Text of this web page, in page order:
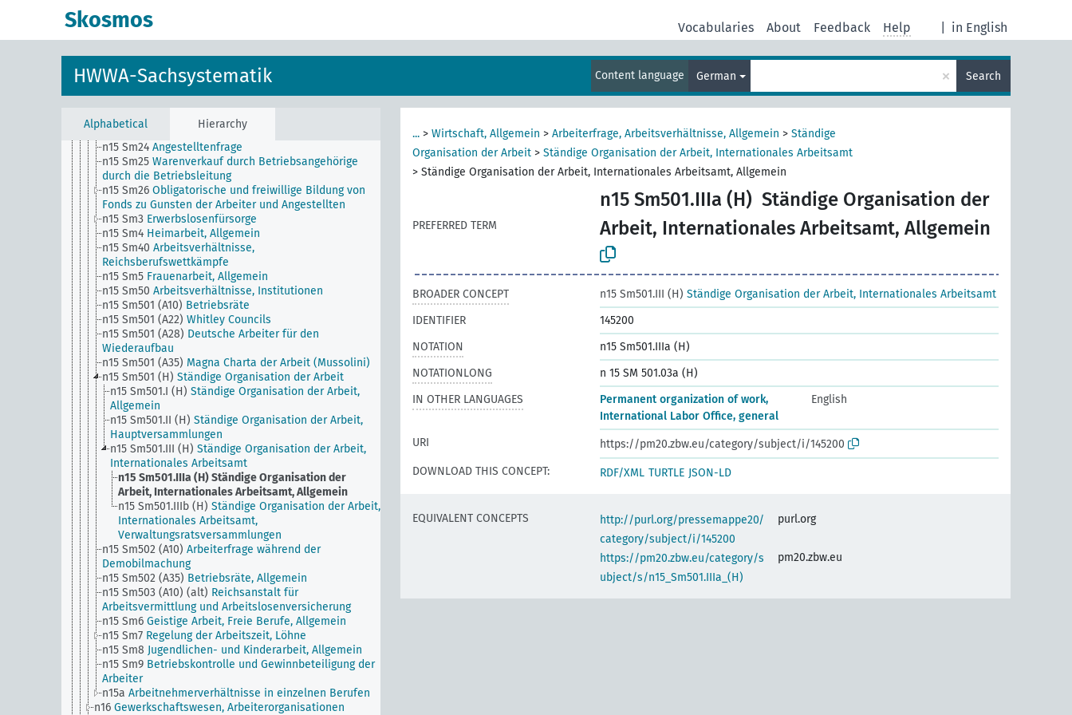
Skosmos in English
Vocabularies About Feedback Help
HWWA-Sachsystematik Content language German × Search
Alphabetical Hierarchy
n15 Sm18
Arbeitgebern und Arbeitnehmern
Arbeiterfrage, Konferenzen
n15 Sm22
Facharbeit, Allgemein
Fabrikarbeiter, Allgemein
n15 Sm24 Angestelltenfrage
n15 Sm25 Warenverkauf durch Betriebsangehörige
durch die Betriebsleitung
n15 Sm26 Obligatorische und freiwillige Bildung von
Fonds zu Gunsten der Arbeiter und Angestellten
n15 Sm3 Erwerbslosenfürsorge
n15 Sm4 Heimarbeit, Allgemein
n15 Sm40 Arbeitsverhältnisse,
Reichsberufswettkämpfe
n15 Sm5 Frauenarbeit, Allgemein
n15 Sm50 Arbeitsverhältnisse, Institutionen
n15 Sm501 (A10) Betriebsräte
n15 Sm501 (A22) Whitley Councils
n15 Sm501 (A28) Deutsche Arbeiter für den
Wiederaufbau
n15 Sm501 (A35) Magna Charta der Arbeit (Mussolini)
n15 Sm501 (H) Ständige Organisation der Arbeit
n15 Sm501.I (H) Ständige Organisation der Arbeit,
Allgemein
n15 Sm501.II (H) Ständige Organisation der Arbeit,
Hauptversammlungen
n15 Sm501.III (H) Ständige Organisation der Arbeit,
Internationales Arbeitsamt
n15 Sm501.IIIa (H)Ständige Organisation der
Arbeit, Internationales Arbeitsamt, Allgemein
n15 Sm501.IIIb (H) Ständige Organisation der Arbeit,
Internationales Arbeitsamt,
Verwaltungsratsversammlungen
n15 Sm502 (A10) Arbeiterfrage während der
Demobilmachung
n15 Sm502 (A35) Betriebsräte, Allgemein
n15 Sm503 (A10) (alt) Reichsanstalt für
Arbeitsvermittlung und Arbeitslosenversicherung
n15 Sm6 Geistige Arbeit, Freie Berufe, Allgemein
n15 Sm7 Regelung der Arbeitszeit, Löhne
n15 Sm8 Jugendlichen- und Kinderarbeit, Allgemein
n15 Sm9 Betriebskontrolle und Gewinnbeteiligung der
Arbeiter
n15a Arbeitnehmerverhältnisse in einzelnen Berufen
n16 Gewerkschaftswesen, Arbeiterorganisationen
... > Wirtschaft, Allgemein > Arbeiterfrage, Arbeitsverhältnisse, Allgemein > Ständige
Organisation der Arbeit > Ständige Organisation der Arbeit, Internationales Arbeitsamt
> Ständige Organisation der Arbeit, Internationales Arbeitsamt, Allgemein
PREFERRED TERM
n15 Sm501.IIIa (H) Ständige Organisation der
Arbeit, Internationales Arbeitsamt, Allgemein
BROADER CONCEPT n15 Sm501.III (H) Ständige Organisation der Arbeit, Internationales Arbeitsamt
IDENTIFIER
145200
NOTATION
n15 Sm501.IIIa (H)
NOTATIONLONG
n 15 SM 501.03a (H)
IN OTHER LANGUAGES
Permanent organization of work,
International Labor Office, general
English
URI
https://pm20.zbw.eu/category/subject/i/145200
DOWNLOAD THIS CONCEPT:
RDF/XML TURTLE JSON-LD
EQUIVALENT CONCEPTS
http://purl.org/pressemappe20/
category/subject/i/145200
purl.org
https://pm20.zbw.eu/category/s
ubject/s/n15_Sm501.IIIa_(H)
pm20.zbw.eu